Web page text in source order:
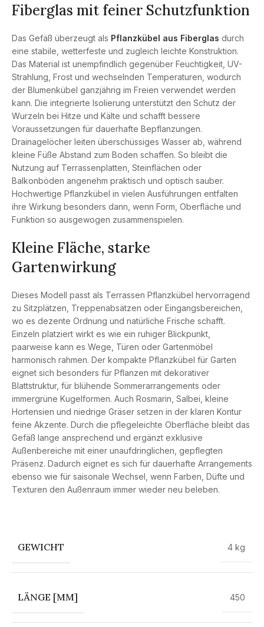
Fiberglas mit feiner Schutzfunktion
Das Gefäß überzeugt als Pflanzkübel aus Fiberglas durch
eine stabile, wetterfeste und zugleich leichte Konstruktion.
Das Material ist unempfindlich gegenüber Feuchtigkeit, UV-
Strahlung, Frost und wechselnden Temperaturen, wodurch
der Blumenkübel ganzjährig im Freien verwendet werden
kann. Die integrierte Isolierung unterstützt den Schutz der
Wurzeln bei Hitze und Kälte und schafft bessere
Voraussetzungen für dauerhafte Bepflanzungen.
Drainagelöcher leiten überschüssiges Wasser ab, während
kleine Füße Abstand zum Boden schaffen. So bleibt die
Nutzung auf Terrassenplatten, Steinflächen oder
Balkonböden angenehm praktisch und optisch sauber.
Hochwertige Pflanzkübel in vielen Ausführungen entfalten
ihre Wirkung besonders dann, wenn Form, Oberfläche und
Funktion so ausgewogen zusammenspielen.
Kleine Fläche, starke
Gartenwirkung
Dieses Modell passt als Terrassen Pflanzkübel hervorragend
zu Sitzplätzen, Treppenabsätzen oder Eingangsbereichen,
wo es dezente Ordnung und natürliche Frische schafft.
Einzeln platziert wirkt es wie ein ruhiger Blickpunkt,
paarweise kann es Wege, Türen oder Gartenmöbel
harmonisch rahmen. Der kompakte Pflanzkübel für Garten
eignet sich besonders für Pflanzen mit dekorativer
Blattstruktur, für blühende Sommerarrangements oder
immergrüne Kugelformen. Auch Rosmarin, Salbei, kleine
Hortensien und niedrige Gräser setzen in der klaren Kontur
feine Akzente. Durch die pflegeleichte Oberfläche bleibt das
Gefäß lange ansprechend und ergänzt exklusive
Außenbereiche mit einer unaufdringlichen, gepflegten
Präsenz. Dadurch eignet es sich für dauerhafte Arrangements
ebenso wie für saisonale Wechsel, wenn Farben, Düfte und
Texturen den Außenraum immer wieder neu beleben.
GEWICHT 4 kg
LÄNGE [MM] 450